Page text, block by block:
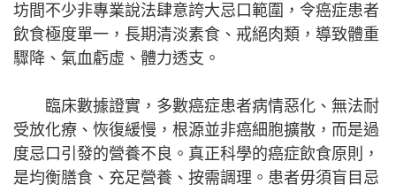
坊間不少非專業說法肆意誇大忌口範圍，令癌症患者
飲食極度單一，長期清淡素食、戒絕肉類，導致體重
驟降、氣血虧虛、體力透支。
臨床數據證實，多數癌症患者病情惡化、無法耐
受放化療、恢復緩慢，根源並非癌細胞擴散，而是過
度忌口引發的營養不良。真正科學的癌症飲食原則，
是均衡膳食、充足營養、按需調理。患者毋須盲目忌